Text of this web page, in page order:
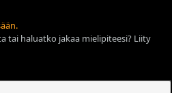
tai haluatko jakaa mielipiteesi? Liity